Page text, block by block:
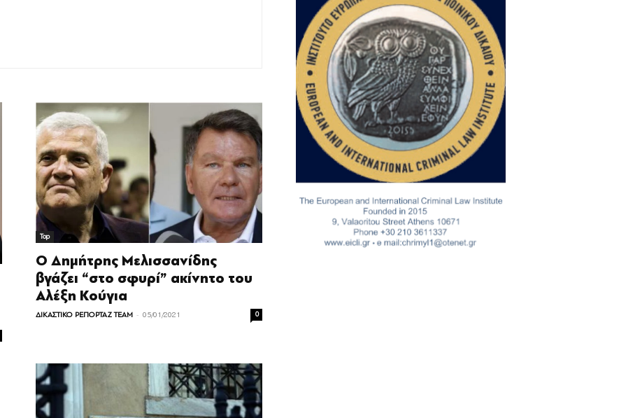
Top
Ο Δημήτρης Μελισσανίδης
βγάζει “στο σφυρί” ακίνητο του
Αλέξη Κούγια
ΔΙΚΑΣΤΙΚΟ ΡΕΠΟΡΤΑΖ TEAM - 05/01/2021 0